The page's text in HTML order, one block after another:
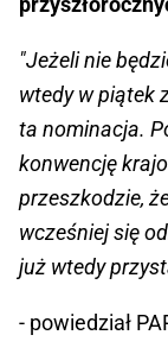
"Jeżeli nie
wtedy w piątek
ta nominacja.
konwencję
przeszkodzie,
wcześniej się
już wtedy
- powiedział